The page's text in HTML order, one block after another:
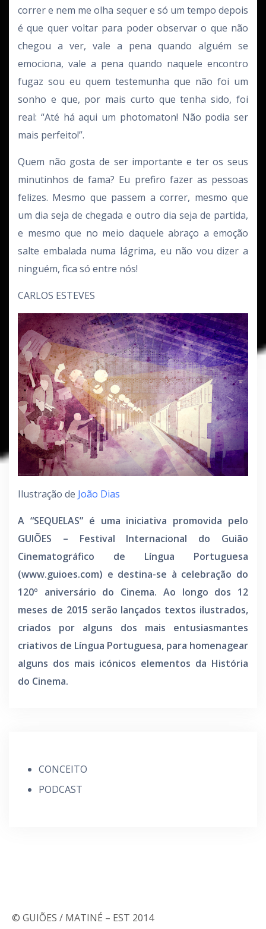
correr e nem me olha sequer e só um tempo depois
é que quer voltar para poder observar o que não
chegou a ver, vale a pena quando alguém se
emociona, vale a pena quando naquele encontro
fugaz sou eu quem testemunha que não foi um
sonho e que, por mais curto que tenha sido, foi
real: “Até há aqui um photomaton! Não podia ser
mais perfeito!”.
Quem não gosta de ser importante e ter os seus
minutinhos de fama? Eu prefiro fazer as pessoas
felizes. Mesmo que passem a correr, mesmo que
um dia seja de chegada e outro dia seja de partida,
e mesmo que no meio daquele abraço a emoção
salte embalada numa lágrima, eu não vou dizer a
ninguém, fica só entre nós!
CARLOS ESTEVES
Ilustração de João Dias
A “SEQUELAS” é uma iniciativa promovida pelo
GUIÕES – Festival Internacional do Guião
Cinematográfico de Língua Portuguesa
(www.guioes.com) e destina-se à celebração do
120º aniversário do Cinema. Ao longo dos 12
meses de 2015 serão lançados textos ilustrados,
criados por alguns dos mais entusiasmantes
criativos de Língua Portuguesa, para homenagear
alguns dos mais icónicos elementos da História
do Cinema.
CONCEITO
PODCAST
© GUIÕES / MATINÉ – EST 2014